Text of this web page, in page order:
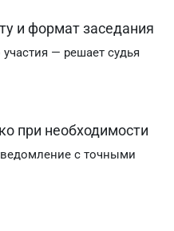
и формат заседания
— решает судья
при необходимости
с точными